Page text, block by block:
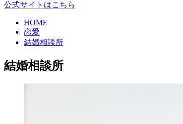
公式サイトはこちら
HOME
恋愛
結婚相談所
結婚相談所